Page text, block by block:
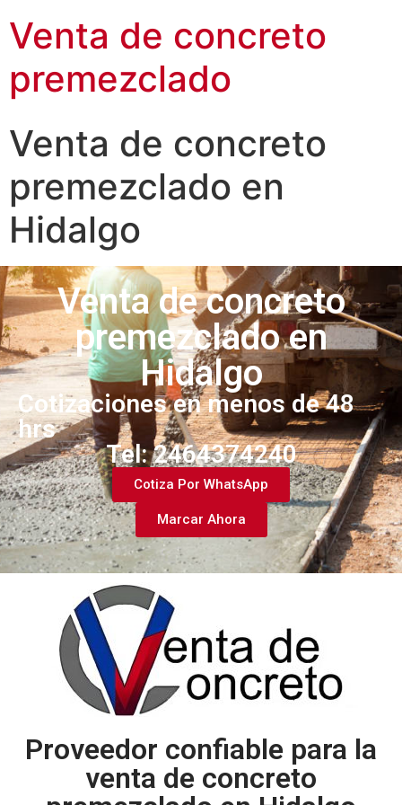
Venta de concreto
premezclado
Venta de concreto
premezclado en
Hidalgo
Venta de concreto
premezclado en
Hidalgo
Cotizaciones en menos de 48
hrs
Tel: 2464374240​
Cotiza Por WhatsApp
Marcar Ahora
Proveedor confiable para la
venta de concreto